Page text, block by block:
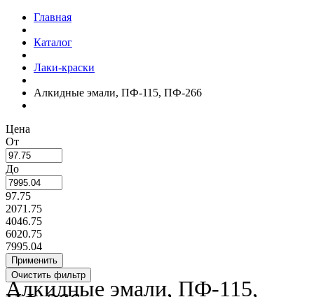
Главная
Каталог
Лаки-краски
Алкидные эмали, ПФ-115, ПФ-266
Цена
От
До
97.75
2071.75
4046.75
6020.75
7995.04
Алкидные эмали, ПФ-115,